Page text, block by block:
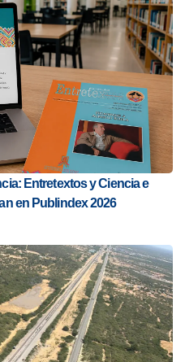
Entretextos y Ciencia e
en Publindex 2026